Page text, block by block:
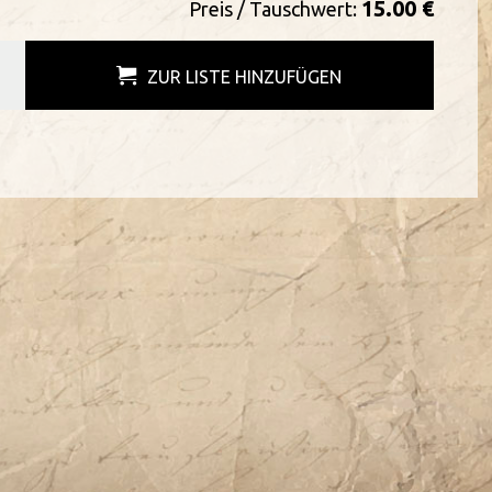
Preis / Tauschwert: 15.00 €
ZUR LISTE HINZUFÜGEN